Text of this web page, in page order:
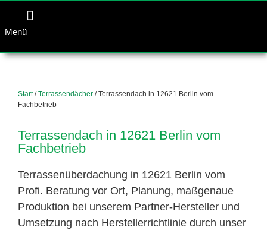
Menü
Start/Terrassendächer / Terrassendach in 12621 Berlin vom
Fachbetrieb
Terrassendach in 12621 Berlin vom
Fachbetrieb
Terrassenüberdachung in 12621 Berlin vom
Profi. Beratung vor Ort, Planung, maßgenaue
Produktion bei unserem Partner-Hersteller und
Umsetzung nach Herstellerrichtlinie durch unser